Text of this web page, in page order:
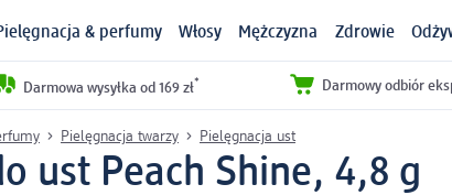
& perfumy Włosy Mężczyzna Zdrowie
Darmowa wysyłka od 169 zł* Darmowy odbiór
Pielęgnacja twarzy Pielęgnacja ust
ust Peach Shine, 4,8 g